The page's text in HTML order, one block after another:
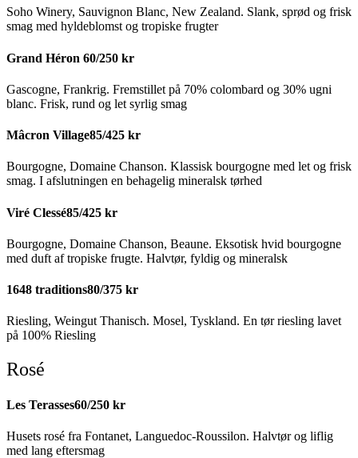
Soho Winery, Sauvignon Blanc, New Zealand. Slank, sprød og frisk
smag med hyldeblomst og tropiske frugter
Grand Héron 60/250 kr
Gascogne, Frankrig. Fremstillet på 70% colombard og 30% ugni
blanc. Frisk, rund og let syrlig smag
Mâcron Village85/425 kr
Bourgogne, Domaine Chanson. Klassisk bourgogne med let og frisk
smag. I afslutningen en behagelig mineralsk tørhed
Viré Clessé85/425 kr
Bourgogne, Domaine Chanson, Beaune. Eksotisk hvid bourgogne
med duft af tropiske frugte. Halvtør, fyldig og mineralsk
1648 traditions80/375 kr
Riesling, Weingut Thanisch. Mosel, Tyskland. En tør riesling lavet
på 100% Riesling
Rosé
Les Terasses60/250 kr
Husets rosé fra Fontanet, Languedoc-Roussilon. Halvtør og liflig
med lang eftersmag